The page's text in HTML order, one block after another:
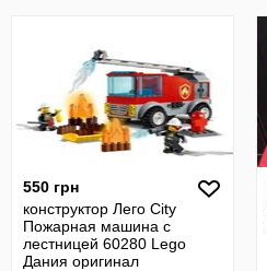
550 грн
конструктор Лего City
Пожарная машина с
лестницей 60280 Lego
Дания оригинал